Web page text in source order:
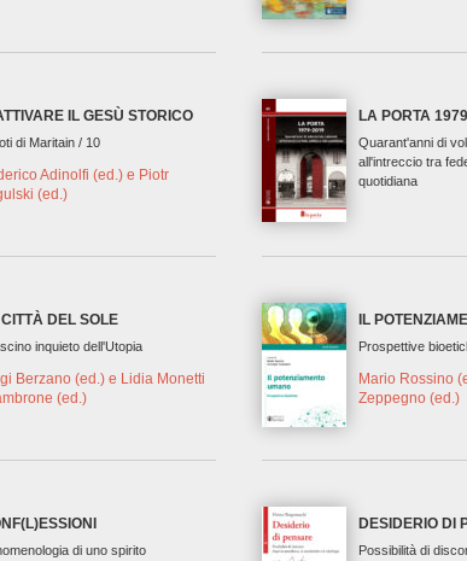
IL GESÙ STORICO
di Maritain / 10
Adinolfi (ed.) e Piotr
(ed.)
LA PORTA
Quarant'anni di
all'intreccio tra
quotidiana
CITTÀ DEL SOLE
inquieto dell'Utopia
Berzano (ed.) e Lidia Monetti
(ed.)
IL
Prospettive
Mario Rossino
Zeppegno (ed.)
di uno spirito
DESIDERIO DI
Possibilità di